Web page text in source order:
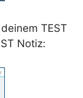
TEST
Notiz: